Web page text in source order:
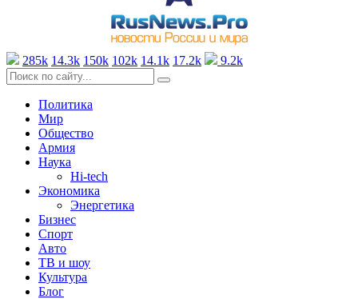
285k 14.3k 150k 102k 14.1k 17.2k 9.2k
Политика
Мир
Общество
Армия
Наука
Hi-tech
Экономика
Энергетика
Бизнес
Спорт
Авто
ТВ и шоу
Культура
Блог